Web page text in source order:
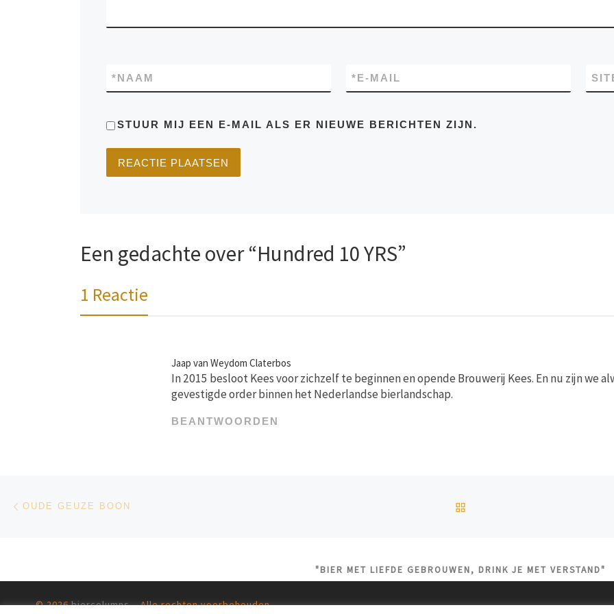
NAAM
* E-MAIL
*
STUUR MIJ EEN E-MAIL ALS ER NIEUWE BERICHTEN ZIJN.
Een gedachte over “Hundred 10 YRS”
1 Reactie
Jaap van Weydom Claterbos
In 2015 besloot Kees voor zichzelf te beginnen en opende Brouwerij Kees. En nu zijn we
gevestigde order binnen het Nederlandse bierlandschap.
BEANTWOORDEN
Bericht navigatie
OUDE GEUZE BOON
"BIER MET LIEFDE GEBROUWEN, DRINK JE MET VERSTAND"
© 2026biercolumns– Alle rechten voorbehouden